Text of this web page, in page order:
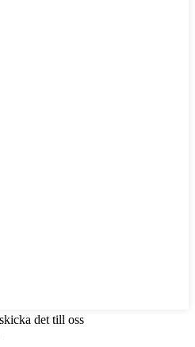
det till oss